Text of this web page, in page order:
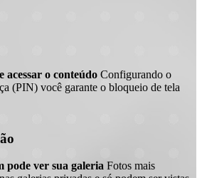
acessar o conteúdo Configurando o
(PIN) você garante o bloqueio de tela
pode ver sua galeria Fotos mais